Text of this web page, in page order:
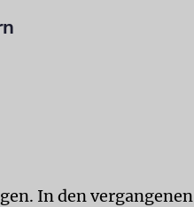
In den vergangenen